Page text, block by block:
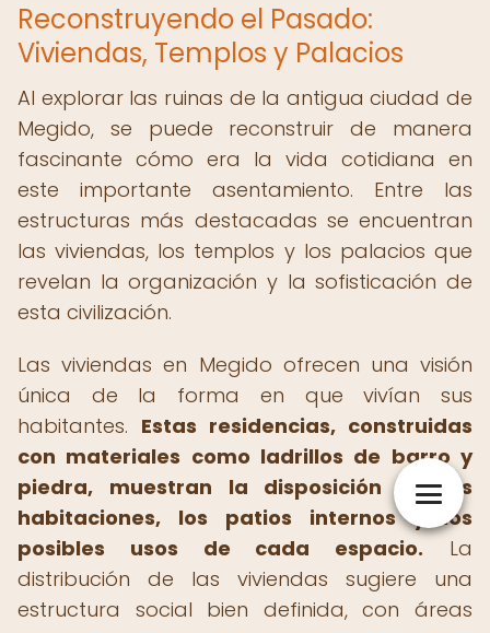
Reconstruyendo el Pasado:
Viviendas, Templos y Palacios
Al explorar las ruinas de la antigua ciudad de
Megido, se puede reconstruir de manera
fascinante cómo era la vida cotidiana en
este importante asentamiento. Entre las
estructuras más destacadas se encuentran
las viviendas, los templos y los palacios que
revelan la organización y la sofisticación de
esta civilización.
Las viviendas en Megido ofrecen una visión
única de la forma en que vivían sus
habitantes. Estas residencias, construidas
con materiales como ladrillos de barro y
piedra, muestran la disposición de las
habitaciones, los patios internos y los
posibles usos de cada espacio. La
distribución de las viviendas sugiere una
estructura social bien definida, con áreas